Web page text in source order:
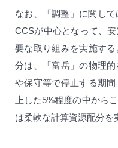
なお、「調整」に関し
CCSが中心となって、
要な取り組みを実施す
分は、「富岳」の物理
や保守等で停止する期
上した5%程度の中から
は柔軟な計算資源配分を